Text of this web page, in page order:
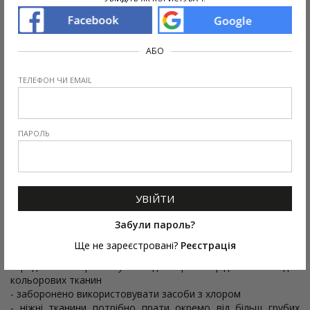
АБО
ТЕЛЕФОН ЧИ EMAIL
ПАРОЛЬ
УВІЙТИ
Забули пароль?
Ще не зареєстровані? Реєстрація
шву
Стегна (напівобхват) 42 44 46 48
50
Довжина худі по спині
55 56 57 59
61
Від плеча до плеча
42 44 46 48
50
Параметри моделі: 88-65-93. Вона вдягнена у розмір L.
- прання та віджим в машинці тільки на низьких оборотах
кольорових тканин
- заборонено використовувати засоби з хлором